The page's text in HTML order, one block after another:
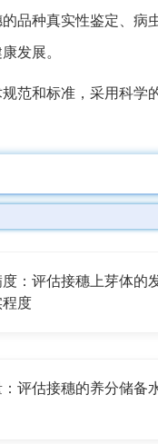
品种真实性鉴定、病
发展。
范和标准，采用科学
：评估接穗上芽体的
程度
评估接穗的养分储备